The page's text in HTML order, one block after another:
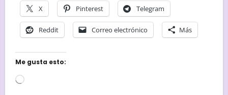
X Pinterest Telegram
Reddit Correo electrónico Más
Me gusta esto:
Cargando...